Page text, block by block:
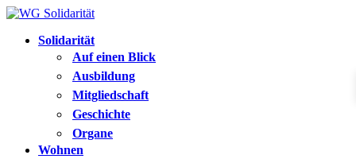
Solidarität
Auf einen Blick
Ausbildung
Mitgliedschaft
Geschichte
Organe
Wohnen